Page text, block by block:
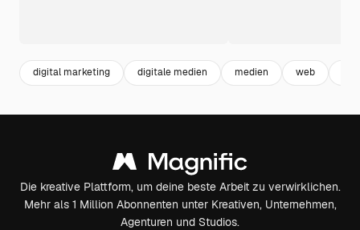
digital marketing digitale medien medien web
Die kreative Plattform, um deine beste Arbeit zu verwirklichen.
Mehr als 1 Million Abonnenten unter Kreativen, Unternehmen,
Agenturen und Studios.